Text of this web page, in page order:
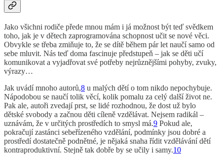
Jako všichni rodiče přede mnou mám i já možnost být teď svědkem
toho, jak je v dětech zaprogramována schopnost učit se nové věci.
Obvykle se třeba zmiňuje to, že se dítě během pár let naučí samo od
sebe mluvit. Nás teď doma fascinuje předstupeň – jak se děti učí
komunikovat a vyjadřovat své potřeby nejrůznějšími pohyby, zvuky,
výrazy…
Jak uvádí mnoho autorů,8 u malých dětí o tom nikdo nepochybuje.
Nápodobou se naučí tolik věcí, kolik pomalu za celý další život ne.
Pak ale, autoři zvedají prst, se lidé rozhodnou, že dost už bylo
dětské svobody a začnou děti cíleně vzdělávat. Nejsem radikál –
uznávám, že v určitých prostředích to smysl má.9 Pokud ale,
pokračují zastánci sebeřízeného vzdělání, podmínky jsou dobré a
prostředí dostatečně podnětné, je nějaká snaha řídit vzdělávání dětí
kontraproduktivní. Stejně tak dobře by se učily i samy.10